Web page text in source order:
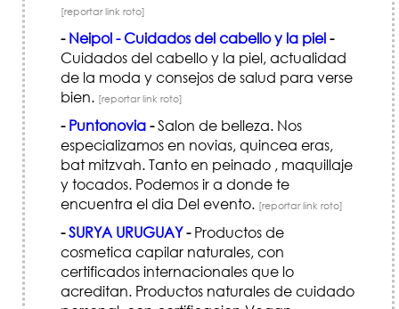
[reportar link roto]
- Neipol - Cuidados del cabello y la piel-
Cuidados del cabello y la piel, actualidad
de la moda y consejos de salud para verse
bien. [reportar link roto]
- Puntonovia-Salon de belleza. Nos
especializamos en novias, quincea eras,
bat mitzvah. Tanto en peinado , maquillaje
y tocados. Podemos ir a donde te
encuentra el dia Del evento. [reportar link roto]
-SURYA URUGUAY-Productos de
cosmetica capilar naturales, con
certificados internacionales que lo
acreditan. Productos naturales de cuidado